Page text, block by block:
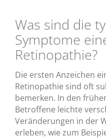
Was sind die
Symptome
Retinopathie?
Die ersten Anzeichen
Retinopathie sind oft
bemerken. In den
Betroffene leichte
Veränderungen in der
erleben, wie zum